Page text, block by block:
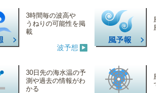
3時間毎の波高や
うねりの可能性を掲
載
波予想
30日先の海水温の予
測や過去の情報がわ
かる